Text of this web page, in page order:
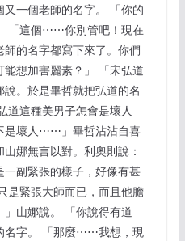
一個老師的名字。 「你的
「這個⋯⋯你別管吧！現在
的名字都寫下來了。你們
想加害麗素？」 「宋弘道
。於是畢哲就把弘道的名
道這種美男子怎會是壞人
是壞人⋯⋯」畢哲沾沾自喜
娜無言以對。利奧則說：
一副緊張的樣子，好像有甚
是緊張大師而已，而且他膽
山娜說。 「你說得有道
名字。 「那麼⋯⋯我想，現